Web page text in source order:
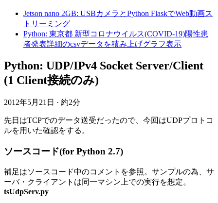
Jetson nano 2GB: USBカメラとPython FlaskでWeb動画ス
トリーミング
Python: 東京都 新型コロナウイルス(COVID-19)陽性患
者発表詳細のcsvデータを積み上げグラフ表示
Python: UDP/IPv4 Socket Server/Client
(1 Client接続のみ)
2012年5月21日 · 約2分
先日はTCPでのデータ送受だったので、今回はUDPプロトコ
ルを用いた確認をする。
ソースコード(for Python 2.7)
補足はソースコード中のコメントを参照。サンプルの為、サ
ーバ・クライアントは同一マシン上での実行を想定。
tsUdpServ.py